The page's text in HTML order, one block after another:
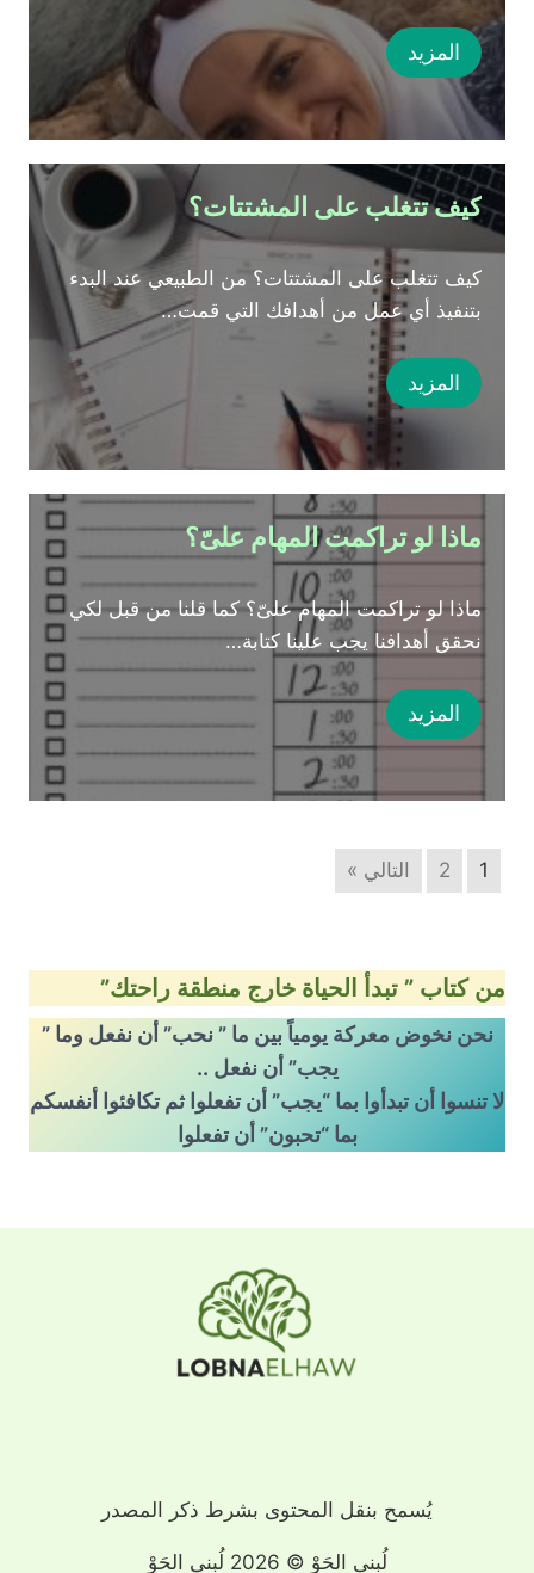
المزيد
كيف تتغلب على المشتتات؟
كيف تتغلب على المشتتات؟ من الطبيعي عند البدء
بتنفيذ أي عمل من أهدافك التي قمت…
المزيد
ماذا لو تراكمت المهام علىّ؟
ماذا لو تراكمت المهام علىّ؟ كما قلنا من قبل لكي
نحقق أهدافنا يجب علينا كتابة…
المزيد
1
2 التالي »
من كتاب ” تبدأ الحياة خارج منطقة راحتك”
نحن نخوض معركة يومياً بين ما ” نحب” أن نفعل وما ”
يجب” أن نفعل ..
لا تنسوا أن تبدأوا بما “يجب” أن تفعلوا ثم تكافئوا أنفسكم
بما “تحبون” أن تفعلوا
يُسمح بنقل المحتوى بشرط ذكر المصدر
لُبنى الحَوْ © 2026 لُبنى الحَوْ